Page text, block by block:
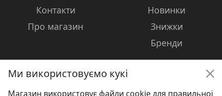
Контакти
Про магазин
Новинки
Знижки
Бренди
Ми використовуємо кукі
Магазин використовує файли cookie для правильної